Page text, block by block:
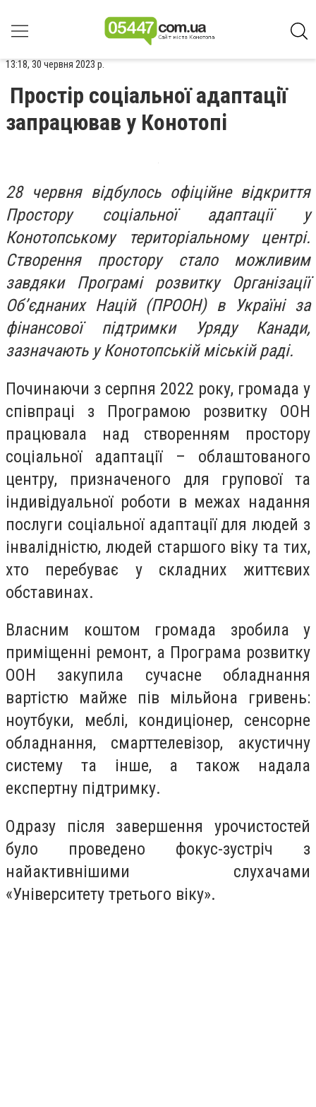
13:18, 30 червня 2023 р.
Простір соціальної адаптації
запрацював у Конотопі
28 червня відбулось офіційне відкриття
Простору соціальної адаптації у
Конотопському територіальному центрі.
Створення простору стало можливим
завдяки Програмі розвитку Організації
Об’єднаних Націй (ПРООН) в Україні за
фінансової підтримки Уряду Канади,
зазначають у Конотопській міській раді.
Починаючи з серпня 2022 року, громада у
співпраці з Програмою розвитку ООН
працювала над створенням простору
соціальної адаптації – облаштованого
центру, призначеного для групової та
індивідуальної роботи в межах надання
послуги соціальної адаптації для людей з
інвалідністю, людей старшого віку та тих,
хто перебуває у складних життєвих
обставинах.
Власним коштом громада зробила у
приміщенні ремонт, а Програма розвитку
ООН закупила сучасне обладнання
вартістю майже пів мільйона гривень:
ноутбуки, меблі, кондиціонер, сенсорне
обладнання, смарттелевізор, акустичну
систему та інше, а також надала
експертну підтримку.
Одразу після завершення урочистостей
було проведено фокус-зустріч з
найактивнішими слухачами
«Університету третього віку».